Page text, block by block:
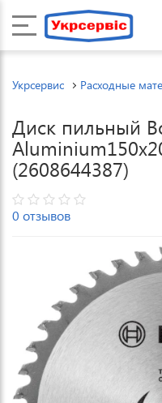
Укрсервис Расходные
Диск пильный
(2608644387)
0 отзывов